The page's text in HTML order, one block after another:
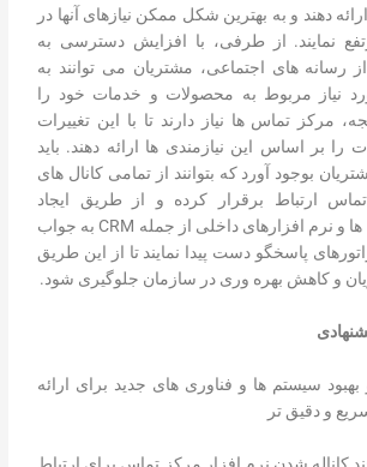
دهند و به بهترین شکل ممکن نیازهای آنها در
نمایند. از طرفی، با افزایش دسترسی به
از رسانه های اجتماعی، مشتریان می توانند به
نیاز مربوط به محصولات و خدمات خود را
مرکز تماس ها نیاز دارند تا با این تغییرات
بر اساس این نیازمندی ها ارائه دهند. باید
بوجود آورد که بتوانند از تمامی کانال های
ارتباط برقرار کرده و از طریق ایجاد
یکپارچگی با سیستم ها و نرم افزارهای داخلی از جمله CRM به جواب
پاسخگو دست پیدا نمایند تا از این طریق
و کاهش بهره وری در سازمان جلوگیری شود.
سیستم ها و فناوری های جدید برای ارائه
و دقیق تر